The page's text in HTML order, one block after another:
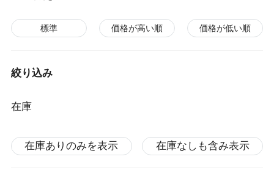
標準 価格が高い順 価格が低い順
絞り込み
在庫
在庫ありのみを表示 在庫なしも含み表示